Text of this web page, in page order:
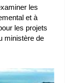
les
et à
les projets
ministère de